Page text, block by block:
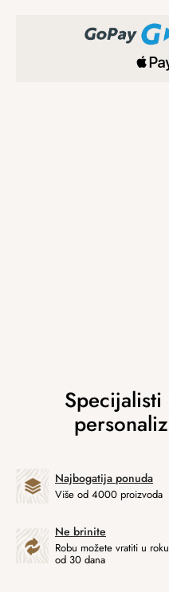
Najbogatija ponuda
Više od 4000 proizvoda
Ne brinite
Robu možete vratiti u roku
od 30 dana